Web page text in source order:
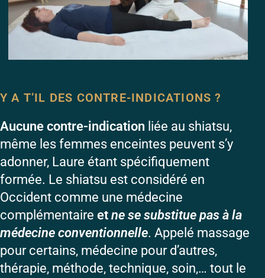
Y A T’IL DES CONTRE-INDICATIONS ?
Aucune contre-indication liée au shiatsu,
même les femmes enceintes peuvent s’y
adonner, Laure étant spécifiquement
formée. Le shiatsu est considéré en
Occident comme une médecine
complémentaire et ne se substitue pas à la
médecine conventionnelle. Appelé massage
pour certains, médecine pour d’autres,
thérapie, méthode, technique, soin,… tout le